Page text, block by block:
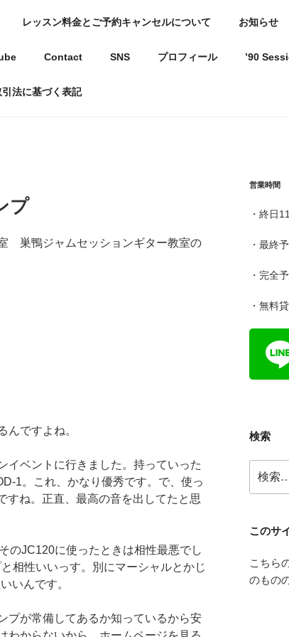
近ギター教室
レッスン料金とご予約キャンセルについて お知らせ
Contact SNS プロフィール ’90
法に基づく表記
プ
巣鴨ジャムセッションギター教室の
んですよね。
イベントに行きました。持っていった
1。これ、かなり優秀です。で、使っ
すね。正直、最高の音を出してたと思
のJC120に使ったときは相性最悪でし
性いいっす。別にマーシャルとかじ
いんです。
プが常備してあるか知っているから安
営業時間
・終日
・最終
・完全
・無料
検索
索:
このサ
こちら
のもの